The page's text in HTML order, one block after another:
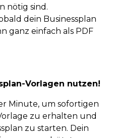
nötig sind.
dein Businessplan
ganz einfach als PDF
Vorlagen nutzen!
Minute, um sofortigen
zu erhalten und
zu starten. Dein